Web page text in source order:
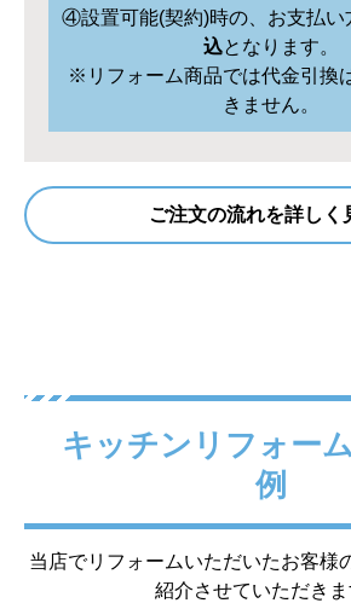
④設置可能(契約)時の、 お支払い
込となります。
※リフォーム商品では代金引換
きません。
ご注文の流れを詳しく
キッチンリフォー
例
当店でリフォームいただいたお客様
紹介させていただきま